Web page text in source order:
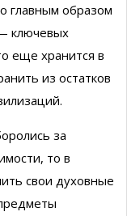
главным образом
ключевых
еще хранится в
из остатков
за
то в
свои духовные